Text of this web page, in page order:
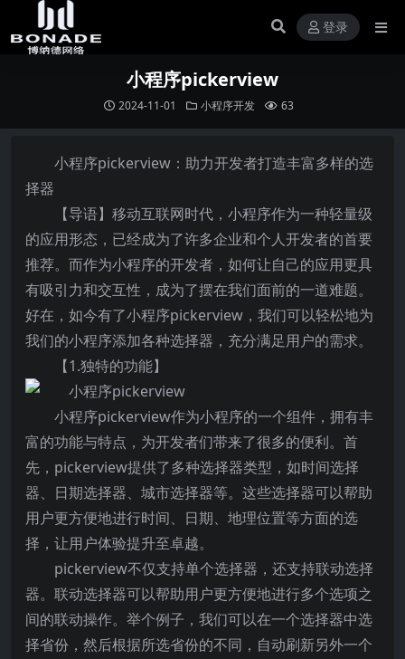
登录
小程序pickerview
2024-11-01 小程序开发 63
小程序pickerview：助力开发者打造丰富多样的选
择器
【导语】移动互联网时代，小程序作为一种轻量级
的应用形态，已经成为了许多企业和个人开发者的首要
推荐。而作为小程序的开发者，如何让自己的应用更具
有吸引力和交互性，成为了摆在我们面前的一道难题。
好在，如今有了小程序pickerview，我们可以轻松地为
我们的小程序添加各种选择器，充分满足用户的需求。
【1.独特的功能】
小程序pickerview作为小程序的一个组件，拥有丰
富的功能与特点，为开发者们带来了很多的便利。首
先，pickerview提供了多种选择器类型，如时间选择
器、日期选择器、城市选择器等。这些选择器可以帮助
用户更方便地进行时间、日期、地理位置等方面的选
择，让用户体验提升至卓越。
pickerview不仅支持单个选择器，还支持联动选择
器。联动选择器可以帮助用户更方便地进行多个选项之
间的联动操作。举个例子，我们可以在一个选择器中选
择省份，然后根据所选省份的不同，自动刷新另外一个